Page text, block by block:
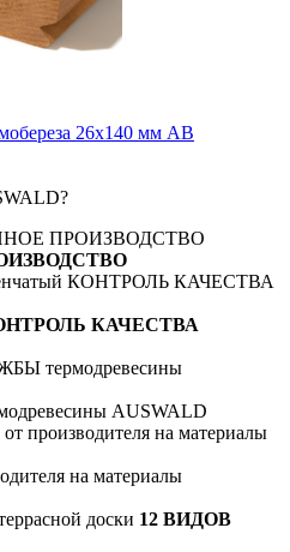
26х140 мм АВ
КАЧЕСТВА
AUSWALD
на материалы
12 ВИДОВ